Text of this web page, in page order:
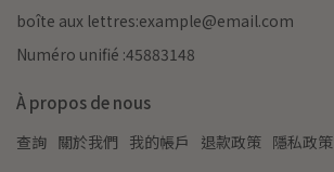
boîte aux lettres:example@email.com
Numéro unifié :45883148
À propos de nous
查詢 關於我們 我的帳戶 退款政策 隱私政策